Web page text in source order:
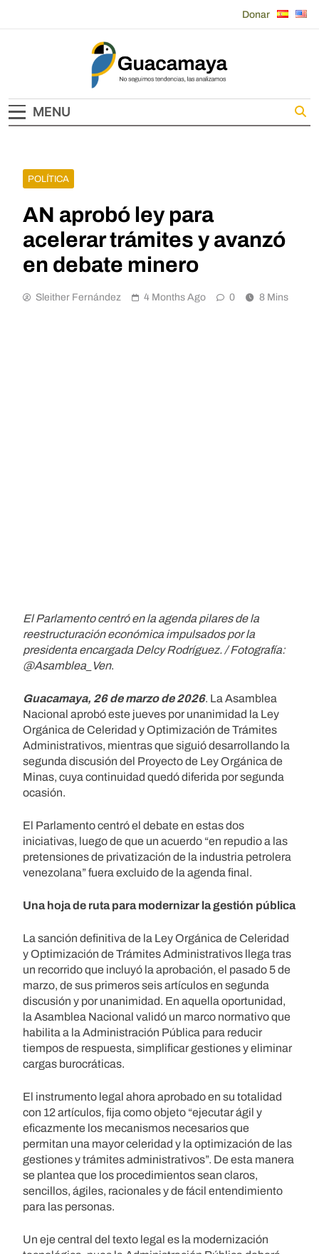
Donar
Guacamaya
MENU
POLÍTICA
AN aprobó ley para
acelerar trámites y avanzó
en debate minero
Sleither Fernández 4 Months Ago 0 8 Mins
El Parlamento centró en la agenda pilares de la
reestructuración económica impulsados por la
presidenta encargada Delcy Rodríguez. / Fotografía:
@Asamblea_Ven.
Guacamaya, 26 de marzo de 2026. La Asamblea
Nacional aprobó este jueves por unanimidad la Ley
Orgánica de Celeridad y Optimización de Trámites
Administrativos, mientras que siguió desarrollando la
segunda discusión del Proyecto de Ley Orgánica de
Minas, cuya continuidad quedó diferida por segunda
ocasión.
El Parlamento centró el debate en estas dos
iniciativas, luego de que un acuerdo “en repudio a las
pretensiones de privatización de la industria petrolera
venezolana” fuera excluido de la agenda final.
Una hoja de ruta para modernizar la gestión pública
La sanción definitiva de la Ley Orgánica de Celeridad
y Optimización de Trámites Administrativos llega tras
un recorrido que incluyó la aprobación, el pasado 5 de
marzo, de sus primeros seis artículos en segunda
discusión y por unanimidad. En aquella oportunidad,
la Asamblea Nacional validó un marco normativo que
habilita a la Administración Pública para reducir
tiempos de respuesta, simplificar gestiones y eliminar
cargas burocráticas.
El instrumento legal ahora aprobado en su totalidad
con 12 artículos, fija como objeto “ejecutar ágil y
eficazmente los mecanismos necesarios que
permitan una mayor celeridad y la optimización de las
gestiones y trámites administrativos”. De esta manera
se plantea que los procedimientos sean claros,
sencillos, ágiles, racionales y de fácil entendimiento
para las personas.
Un eje central del texto legal es la modernización